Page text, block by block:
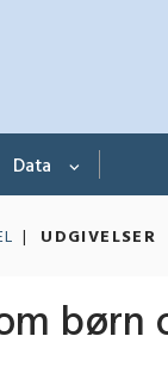
Data
UDGIVELSER
børn